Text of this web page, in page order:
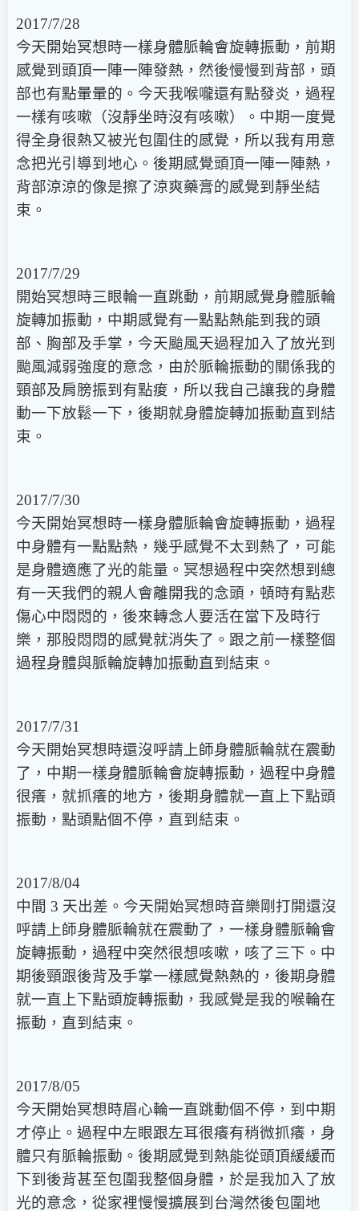
2017/7/28
今天開始冥想時一樣身體脈輪會旋轉振動，前期
感覺到頭頂一陣一陣發熱，然後慢慢到背部，頭
部也有點暈暈的。今天我喉嚨還有點發炎，過程
一樣有咳嗽（沒靜坐時沒有咳嗽）。中期一度覺
得全身很熱又被光包圍住的感覺，所以我有用意
念把光引導到地心。後期感覺頭頂一陣一陣熱，
背部涼涼的像是擦了涼爽藥膏的感覺到靜坐結
束。
2017/7/29
開始冥想時三眼輪一直跳動，前期感覺身體脈輪
旋轉加振動，中期感覺有一點點熱能到我的頭
部、胸部及手掌，今天颱風天過程加入了放光到
颱風減弱強度的意念，由於脈輪振動的關係我的
頸部及肩膀振到有點痠，所以我自己讓我的身體
動一下放鬆一下，後期就身體旋轉加振動直到結
束。
2017/7/30
今天開始冥想時一樣身體脈輪會旋轉振動，過程
中身體有一點點熱，幾乎感覺不太到熱了，可能
是身體適應了光的能量。冥想過程中突然想到總
有一天我們的親人會離開我的念頭，頓時有點悲
傷心中悶悶的，後來轉念人要活在當下及時行
樂，那股悶悶的感覺就消失了。跟之前一樣整個
過程身體與脈輪旋轉加振動直到結束。
2017/7/31
今天開始冥想時還沒呼請上師身體脈輪就在震動
了，中期一樣身體脈輪會旋轉振動，過程中身體
很癢，就抓癢的地方，後期身體就一直上下點頭
振動，點頭點個不停，直到結束。
2017/8/04
中間 3 天出差。今天開始冥想時音樂剛打開還沒
呼請上師身體脈輪就在震動了，一樣身體脈輪會
旋轉振動，過程中突然很想咳嗽，咳了三下。中
期後頸跟後背及手掌一樣感覺熱熱的，後期身體
就一直上下點頭旋轉振動，我感覺是我的喉輪在
振動，直到結束。
2017/8/05
今天開始冥想時眉心輪一直跳動個不停，到中期
才停止。過程中左眼跟左耳很癢有稍微抓癢，身
體只有脈輪振動。後期感覺到熱能從頭頂緩緩而
下到後背甚至包圍我整個身體，於是我加入了放
光的意念，從家裡慢慢擴展到台灣然後包圍地